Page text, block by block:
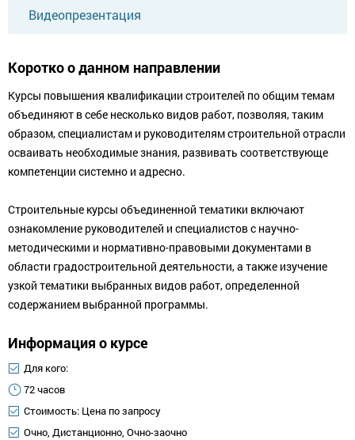
Видеопрезентация
Коротко о данном направлении
Курсы повышения квалификации строителей по общим темам
объединяют в себе несколько видов работ, позволяя, таким
образом, специалистам и руководителям строительной отрасли
осваивать необходимые знания, развивать соответствующе
компетенции системно и адресно.
Строительные курсы объединенной тематики включают
ознакомление руководителей и специалистов с научно-
методическими и нормативно-правовыми документами в
области градостроительной деятельности, а также изучение
узкой тематики выбранных видов работ, определенной
содержанием выбранной программы.
Информация о курсе
Для кого:
72 часов
Стоимость: Цена по запросу
Очно, Дистанционно, Очно-заочно